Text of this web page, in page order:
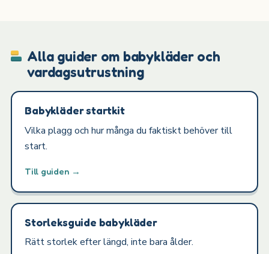
Alla guider om babykläder och
vardagsutrustning
Babykläder startkit
Vilka plagg och hur många du faktiskt behöver till
start.
Till guiden →
Storleksguide babykläder
Rätt storlek efter längd, inte bara ålder.